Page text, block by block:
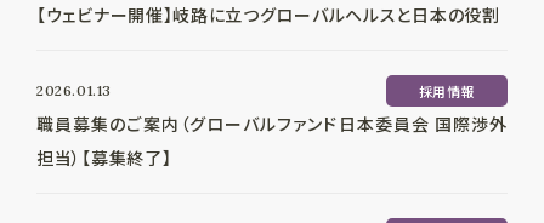
【ウェビナー開催】岐路に立つグローバルヘルスと日本の役割
2026.01.13 採用情報
職員募集のご案内（グローバルファンド日本委員会 国際渉外
担当）【募集終了】